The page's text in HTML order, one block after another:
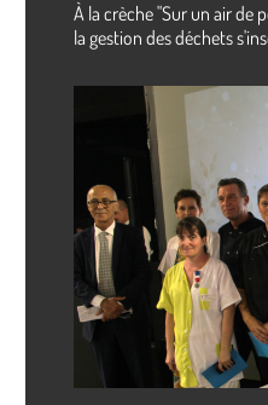
À la crèche "Sur un air de
la gestion des déchets